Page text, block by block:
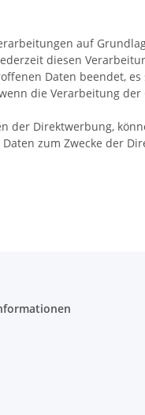
auf
diesen
Daten beendet,
die Verarbeitung
der Direktwerbung,
zum Zwecke der